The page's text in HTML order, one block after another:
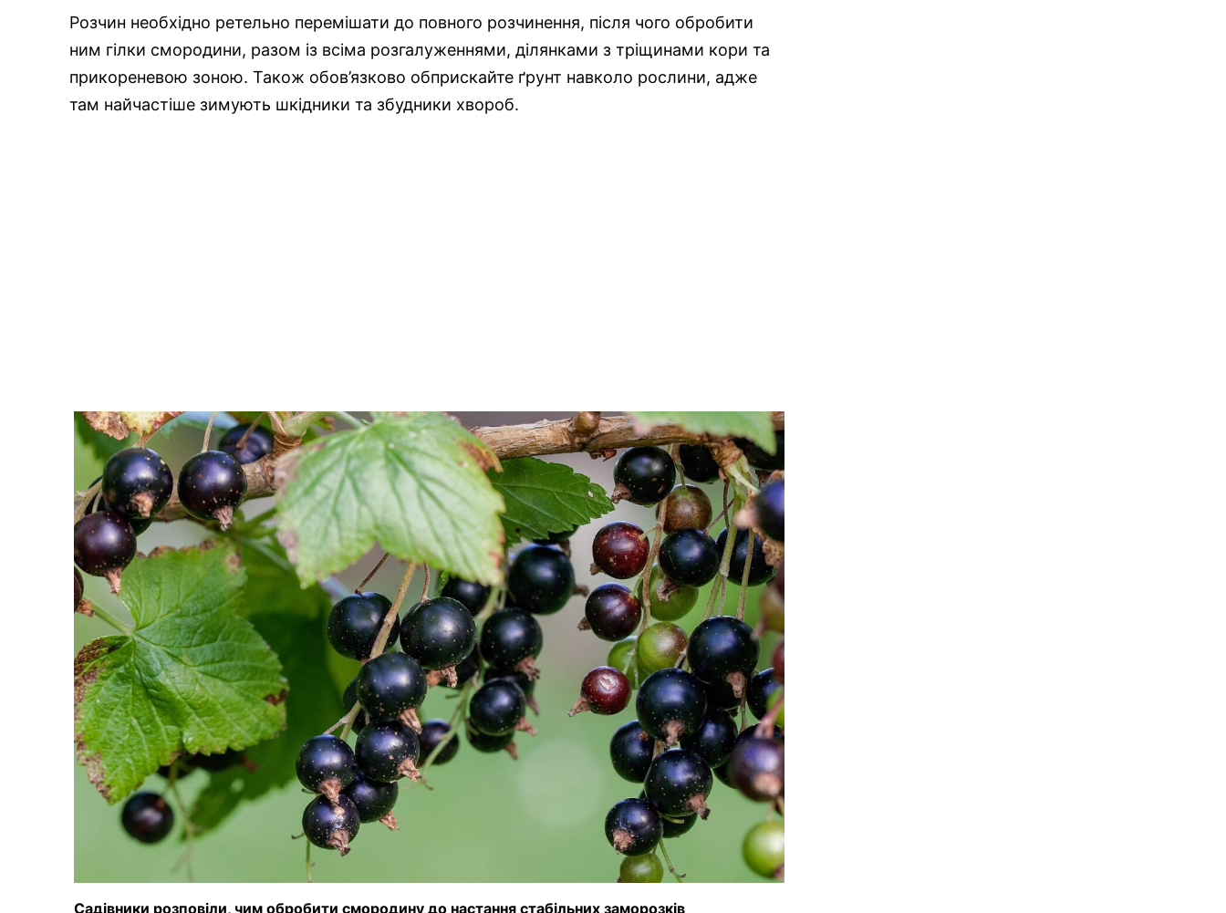
Розчин необхідно ретельно перемішати до повного розчинення, після чого обробити
ним гілки смородини, разом із всіма розгалуженнями, ділянками з тріщинами кори та
прикореневою зоною. Також обов’язково обприскайте ґрунт навколо рослини, адже
там найчастіше зимують шкідники та збудники хвороб.
Садівники розповіли, чим обробити смородину до настання стабільних заморозків